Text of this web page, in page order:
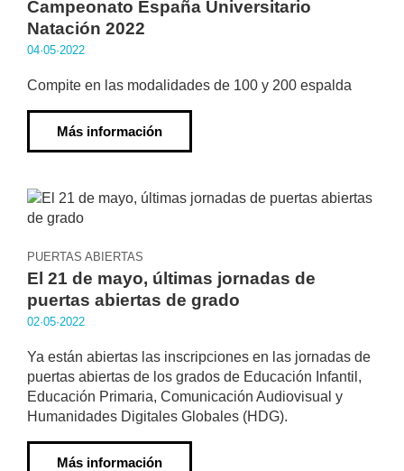
Campeonato España Universitario
Natación 2022
04·05·2022
Compite en las modalidades de 100 y 200 espalda
Más información
PUERTAS ABIERTAS
El 21 de mayo, últimas jornadas de
puertas abiertas de grado
02·05·2022
Ya están abiertas las inscripciones en las jornadas de
puertas abiertas de los grados de Educación Infantil,
Educación Primaria, Comunicación Audiovisual y
Humanidades Digitales Globales (HDG).
Más información